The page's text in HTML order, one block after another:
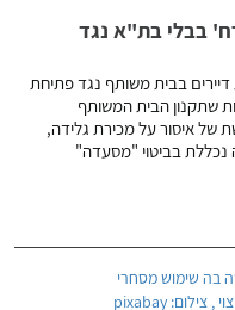
בבלי בת"א נגד
בבית משותף נגד פתיחת
שתקנון הבית המשותף
מפורשת של איסור על מכירת גלידה,
נכללת בביטוי "מסעדה"